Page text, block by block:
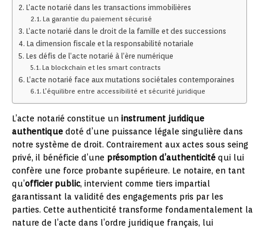
L’acte notarié dans les transactions immobilières
La garantie du paiement sécurisé
L’acte notarié dans le droit de la famille et des successions
La dimension fiscale et la responsabilité notariale
Les défis de l’acte notarié à l’ère numérique
La blockchain et les smart contracts
L’acte notarié face aux mutations sociétales contemporaines
L’équilibre entre accessibilité et sécurité juridique
L’acte notarié constitue un instrument juridique
authentique doté d’une puissance légale singulière dans
notre système de droit. Contrairement aux actes sous seing
privé, il bénéficie d’une présomption d’authenticité qui lui
confère une force probante supérieure. Le notaire, en tant
qu’officier public, intervient comme tiers impartial
garantissant la validité des engagements pris par les
parties. Cette authenticité transforme fondamentalement la
nature de l’acte dans l’ordre juridique français, lui